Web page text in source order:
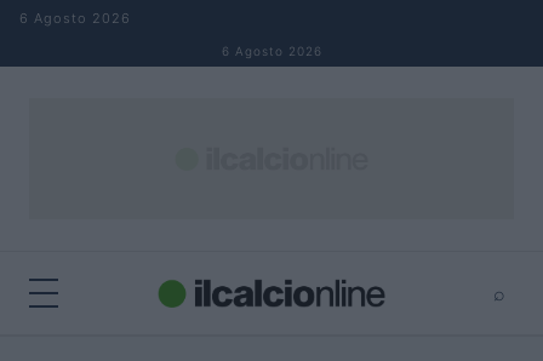
Salta al contenuto
6 Agosto 2026
6 Agosto 2026
⌕